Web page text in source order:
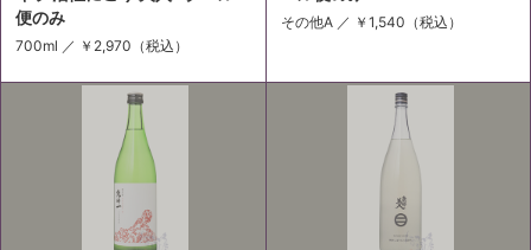
便のみ
700ml ／ ￥2,970 （税込）
その他A ／ ￥1,540 （税込）